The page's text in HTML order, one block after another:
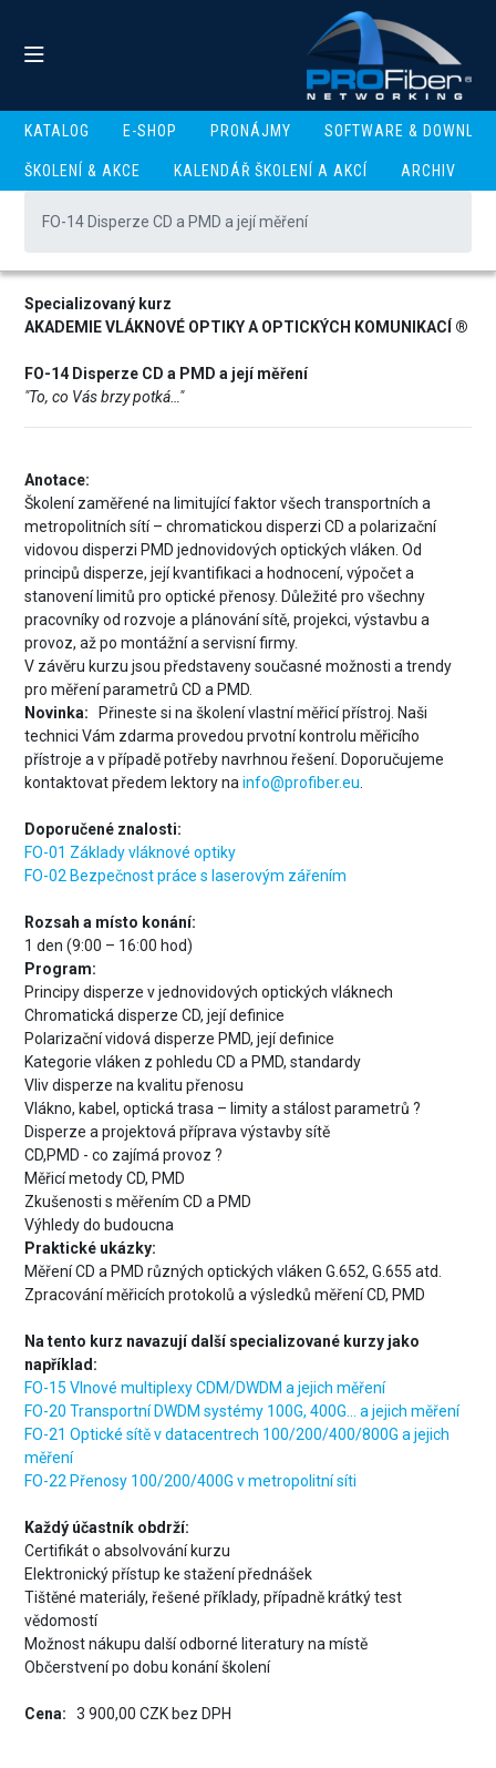
KATALOG E-SHOP PRONÁJMY SOFTWARE &
ŠKOLENÍ & AKCE KALENDÁŘ ŠKOLENÍ A AKCÍ ARCHIV
FO-14 Disperze CD a PMD a její měření
FO-14 Disperze CD a PMD a
její měření
Specializovaný kurz
AKADEMIE VLÁKNOVÉ OPTIKY A OPTICKÝCH KOMUNIKACÍ ®
FO-14 Disperze CD a PMD a její měření
"To, co Vás brzy potká…"
Anotace:
Školení zaměřené na limitující faktor všech transportních a
metropolitních sítí – chromatickou disperzi CD a polarizační
vidovou disperzi PMD jednovidových optických vláken. Od
principů disperze, její kvantifikaci a hodnocení, výpočet a
stanovení limitů pro optické přenosy. Důležité pro všechny
pracovníky od rozvoje a plánování sítě, projekci, výstavbu a
provoz, až po montážní a servisní firmy.
V závěru kurzu jsou představeny současné možnosti a trendy
pro měření parametrů CD a PMD.
Novinka:
Přineste si na školení vlastní měřicí přístroj. Naši
technici Vám zdarma provedou prvotní kontrolu měřicího
přístroje a v případě potřeby navrhnou řešení. Doporučujeme
kontaktovat předem lektory nainfo@profiber.eu
Doporučené znalosti:
FO-01 Základy vláknové optiky
FO-02 Bezpečnost práce s laserovým zářením
Rozsah a místo konání:
1 den (9:00 – 16:00 hod)
Program:
Principy disperze v jednovidových optických vláknech
Chromatická disperze CD, její definice
Polarizační vidová disperze PMD, její definice
Kategorie vláken z pohledu CD a PMD, standardy
Vliv disperze na kvalitu přenosu
Vlákno, kabel, optická trasa – limity a stálost parametrů ?
Disperze a projektová příprava výstavby sítě
CD,PMD - co zajímá provoz ?
Měřicí metody CD, PMD
Zkušenosti s měřením CD a PMD
Výhledy do budoucna
Praktické ukázky:
Měření CD a PMD různých optických vláken G.652, G.655 atd.
Zpracování měřicích protokolů a výsledků měření CD, PMD
Na tento kurz navazují další specializované kurzy jako
například:
FO-15 Vlnové multiplexy CDM/DWDM a jejich měření
FO-20 Transportní DWDM systémy 100G, 400G... a jejich měření
FO-21 Optické sítě v datacentrech 100/200/400/800G a jejich
měření
FO-22 Přenosy 100/200/400G v metropolitní síti
Každý účastník obdrží:
Certifikát o absolvování kurzu
Elektronický přístup ke stažení přednášek
Tištěné materiály, řešené příklady, případně krátký test
vědomostí
Možnost nákupu další odborné literatury na místě
Občerstvení po dobu konání školení
Cena:3 900,00 CZK bez DPH